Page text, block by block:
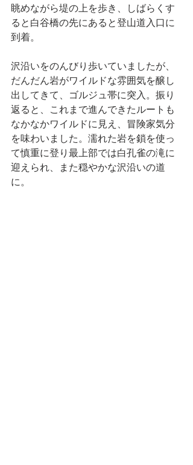
眺めながら堤の上を歩き、しばらくす
ると白谷橋の先にあると登山道入口に
到着。
沢沿いをのんびり歩いていましたが、
だんだん岩がワイルドな雰囲気を醸し
出してきて、ゴルジュ帯に突入。振り
返ると、これまで進んできたルートも
なかなかワイルドに見え、冒険家気分
を味わいました。濡れた岩を鎖を使っ
て慎重に登り最上部では白孔雀の滝に
迎えられ、また穏やかな沢沿いの道
に。